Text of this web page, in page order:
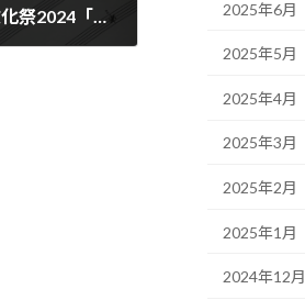
音楽でリフレッシュ、新習文化祭2024「新習おんがく会」へ行ってきました 2025年6月
2025年5月
2025年4月
2025年3月
2025年2月
2025年1月
2024年12月